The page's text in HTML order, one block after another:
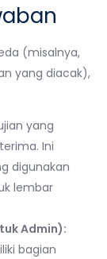
(misalnya,
yang diacak),
yang
Ini
digunakan
lembar
Admin):
bagian